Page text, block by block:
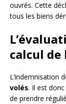
ouvrés. Cette
tous les biens
calcul de
L’indemnisation
volés. Il est
de prendre